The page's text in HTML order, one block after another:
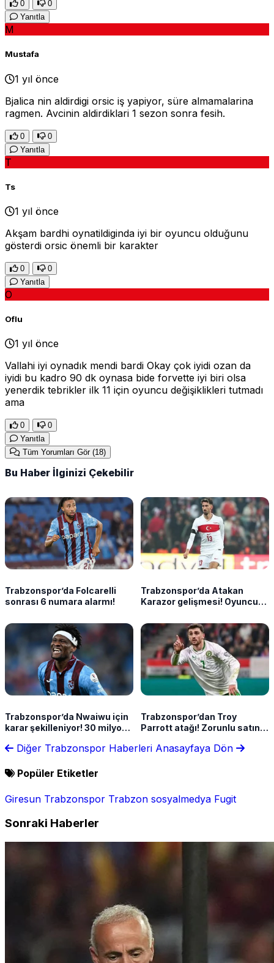
0
0
Yanıtla
M
Mustafa
1 yıl önce
Bjalica nin aldirdigi orsic iş yapiyor, süre almamalarina
ragmen. Avcinin aldirdiklari 1 sezon sonra fesih.
0
0
Yanıtla
T
Ts
1 yıl önce
Akşam bardhi oynatildiginda iyi bir oyuncu olduğunu
gösterdi orsic önemli bir karakter
0
0
Yanıtla
O
Oflu
1 yıl önce
Vallahi iyi oynadık mendi bardi Okay çok iyidi ozan da
iyidi bu kadro 90 dk oynasa bide forvette iyi biri olsa
yenerdik tebrikler ilk 11 için oyuncu değişiklikleri tutmadı
ama
0
0
Yanıtla
Tüm Yorumları Gör (18)
Bu Haber İlginizi Çekebilir
Trabzonspor’da Folcarelli
sonrası 6 numara alarmı!
Trabzonspor’da Atakan
Karazor gelişmesi! Oyuncu
Trabzonspor’da Nwaiwu için
karar şekilleniyor! 30 milyon
Trabzonspor’dan Troy
Parrott atağı! Zorunlu satın
Diğer Trabzonspor Haberleri Anasayfaya Dön
Popüler Etiketler
Giresun Trabzonspor Trabzon sosyalmedya Fugit
Sonraki Haberler